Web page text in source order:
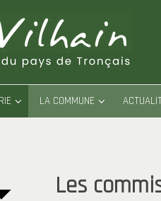
LA COMMUNE
Les